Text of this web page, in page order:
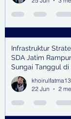
Infrastruktur
SDA Jatim
Sungai Tanggul di
Bangkitkan
dan Pengendali
khoirulfatma13
22 Jun
2